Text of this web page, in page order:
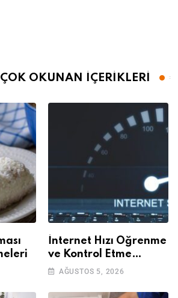
OKUNAN İÇERİKLERİ
İnternet Hızı Öğrenme
ve Kontrol Etme
Yöntemleri
AĞUSTOS 5, 2026